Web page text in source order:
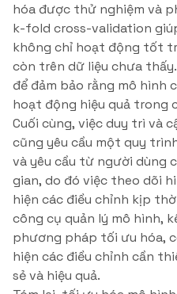
hóa được thử nghiệm và
k-fold cross-validation
không chỉ hoạt động tốt
còn trên dữ liệu chưa
để đảm bảo rằng mô hình
hoạt động hiệu quả trong
Cuối cùng, việc duy trì và
cũng yêu cầu một quy
và yêu cầu từ người dùng
gian, do đó việc theo dõi
hiện các điều chỉnh kịp
công cụ quản lý mô hình,
phương pháp tối ưu hóa,
hiện các điều chỉnh cần
sẻ và hiệu quả.